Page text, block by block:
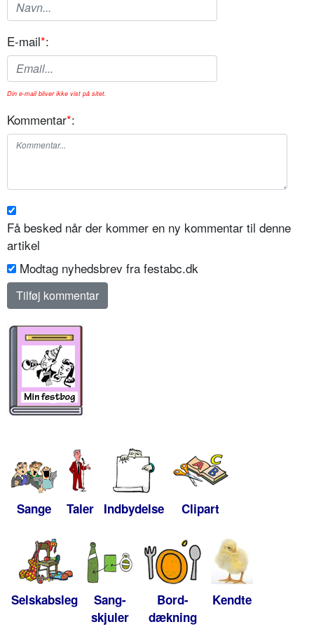
E-mail*:
Din e-mail bliver ikke vist på sitet.
Kommentar*:
Få besked når der kommer en ny kommentar til denne
artikel
Modtag nyhedsbrev fra festabc.dk
Sange Taler Indbydelse Clipart
Selskabsleg
Sang-
skjuler
Bord-
dækning
Kendte